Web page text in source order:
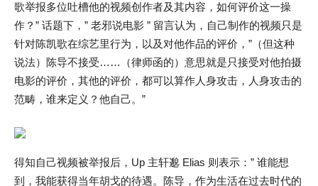
歌举报多位吐槽他的视频创作者及其内容，如何评价这一操
作？” 话题下，” 老邪说电影 ” 留言认为，自己制作的视频只是
针对陈凯歌在综艺里行为，以及对他作品的评价，”（但这种
说法）陈导不接受……（律师函的）意思就是只接受对他拍摄
电影的评价，其他的评价，都可以算作人身攻击，人身攻击的
范畴，谁来定义？他自己。”
得知自己视频被举报后，Up 主轩邈 Elias 则表示：” 谁能想
到，我能获得当年胡戈的待遇。陈导，作为生活在过去时代的